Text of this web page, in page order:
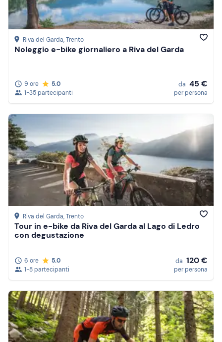
Riva del Garda, Trento
Noleggio e-bike giornaliero a Riva del Garda
9 ore
5.0
1-35 partecipanti
da 45 €
per persona
Riva del Garda, Trento
Tour in e-bike da Riva del Garda al Lago di Ledro
con degustazione
6 ore
5.0
1-8 partecipanti
da 120 €
per persona